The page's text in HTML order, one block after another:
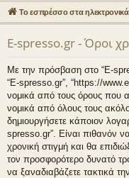
γο
ρε
ς
συ
έσ
εις
Το εσπρέσσο στα
E-spresso.gr - Όροι
Με την πρόσβαση στο “E-
“E-spresso.gr”, “https://
νομικά από τους όρους που
νομικά από όλους τους
δημιουργήσετε κάποιον
spresso.gr”. Είναι πιθανόν
χρονική στιγμή και θα
τον προσφορότερο δυνατό
να ξαναδιαβάζετε τακτικά